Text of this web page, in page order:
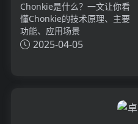
Chonkie是什么？一文让你看
懂Chonkie的技术原理、主要
功能、应用场景
2025-04-05